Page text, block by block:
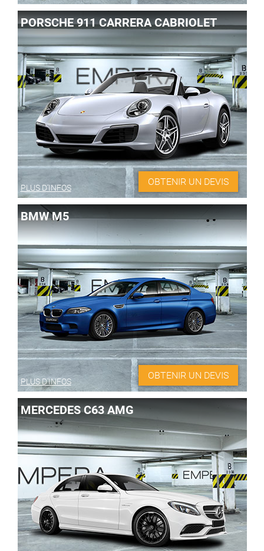
PORSCHE 911 CARRERA CABRIOLET
PLUS D'INFOS
OBTENIR UN DEVIS
BMW M5
PLUS D'INFOS
OBTENIR UN DEVIS
MERCEDES C63 AMG